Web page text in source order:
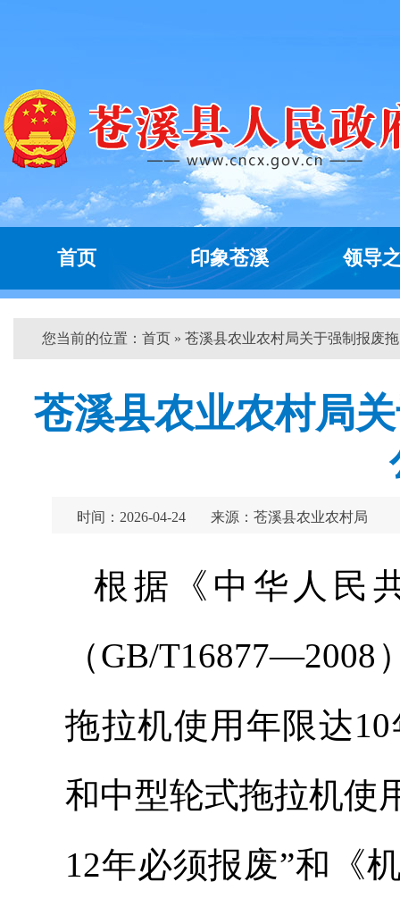
首页 印象苍溪 领导
您当前的位置： 首页 » 苍溪县农业农村局关于强制报废
苍溪县农业农村局
时间：2026-04-24 来源：苍溪县农业农村局
根据《中华人民
（GB/
拖拉机使用年限达
和中型轮式拖拉机使
12年必须报废”和《